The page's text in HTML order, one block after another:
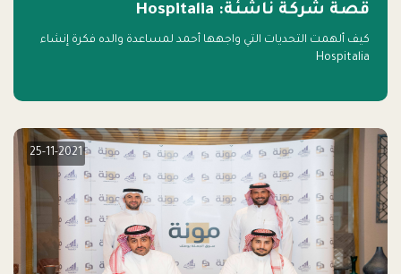
قصة شركة ناشئة: Hospitalia
كيف ألهمت التحديات التي واجهها أحمد لمساعدة والده فكرة إنشاء
Hospitalia
25-11-2021